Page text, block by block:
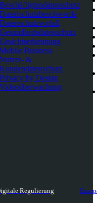
Beschäftigtendatenschutz
Datenschutzbeschwerde
Datenschutzvorfall
Gesundheitsdatenschutz
Gesichtserkennung
Mobile Business
Nutzer- &
Kundendatenschutz
Privacy by Design
Videoüberwachung
Regulierung